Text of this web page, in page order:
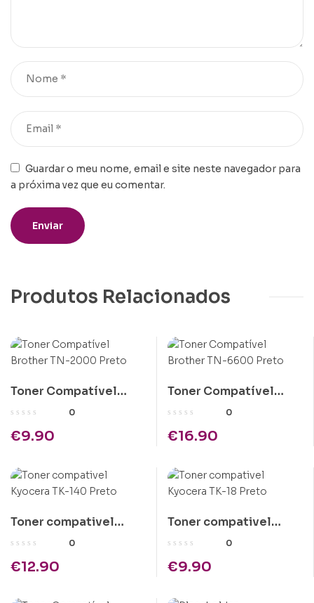
Guardar o meu nome, email e site neste navegador para
a próxima vez que eu comentar.
Produtos Relacionados
Toner Compatível
Brother TN-2000
0
€9.90
Toner Compatível
Brother TN-6600
0
€16.90
Toner compativel
Kyocera TK-140 Preto
0
€12.90
Toner compativel
Kyocera TK-18 Preto
0
€9.90